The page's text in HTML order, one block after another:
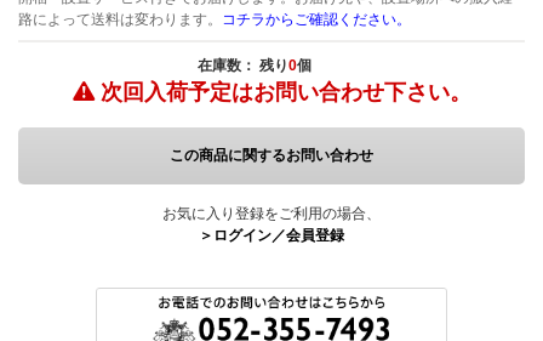
路によって送料は変わります。 コチラからご確認ください。
在庫数： 残り0個
次回入荷予定はお問い合わせ下さい。
この商品に関するお問い合わせ
お気に入り登録をご利用の場合、
＞ログイン／会員登録